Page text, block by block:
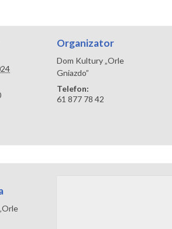
Organizator
Dom Kultury „Orle
Gniazdo”
Telefon:
61 877 78 42